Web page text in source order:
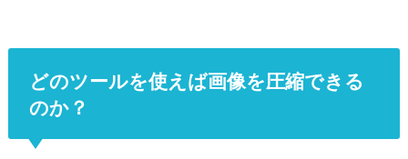
どのツールを使えば画像を圧縮できる
のか？